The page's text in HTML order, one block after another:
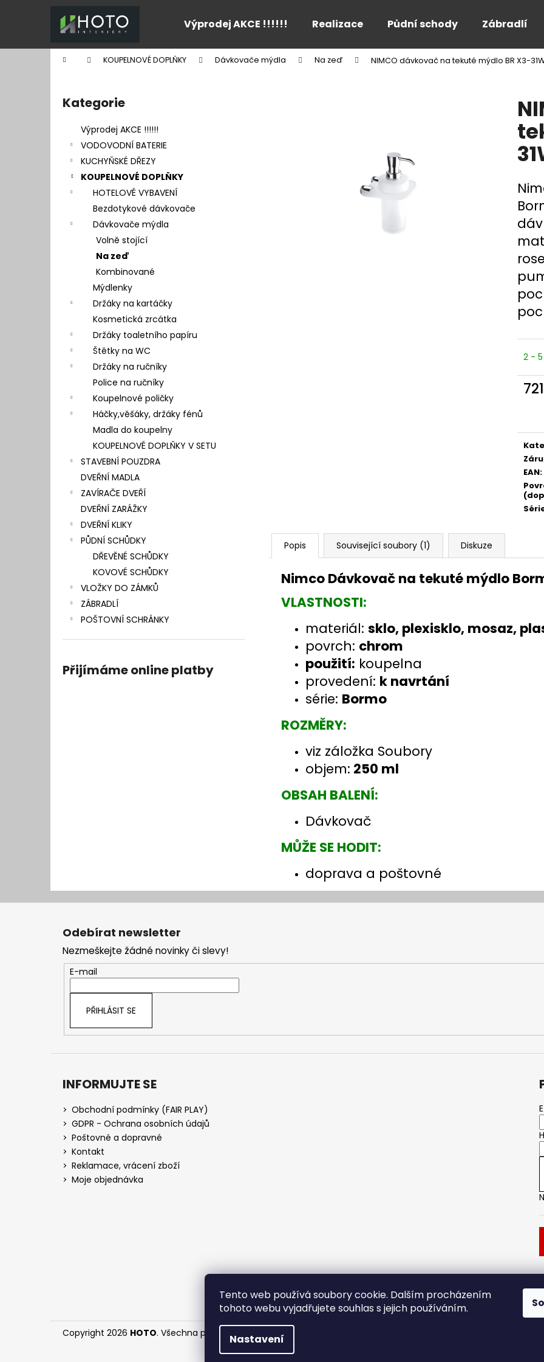
Tento web používá soubory cookie. Dalším procházením
tohoto webu vyjadřujete souhlas s jejich používáním.
Nastavení
Výprodej AKCE !!!!!! Realizace Půdní schody Zábradlí
Domů KOUPELNOVÉ DOPLŇKY Dávkovače mýdla Na zeď NIMCO dávkovač na tekuté mýdlo BR X3-
Přeskočit
kategorie
Kategorie
Výprodej AKCE !!!!!!
VODOVODNÍ BATERIE
KUCHYŇSKÉ DŘEZY
KOUPELNOVÉ DOPLŇKY
HOTELOVÉ VYBAVENÍ
Bezdotykové dávkovače
Dávkovače mýdla
Volně stojící
Na zeď
Kombinované
Mýdlenky
Držáky na kartáčky
Kosmetická zrcátka
Držáky toaletního papíru
Štětky na WC
Držáky na ručníky
Police na ručníky
Koupelnové poličky
Háčky,věšáky, držáky fénů
Madla do koupelny
KOUPELNOVÉ DOPLŇKY V SETU
STAVEBNÍ POUZDRA
DVEŘNÍ MADLA
ZAVÍRAČE DVEŘÍ
DVEŘNÍ ZARÁŽKY
DVEŘNÍ KLIKY
PŮDNÍ SCHŮDKY
DŘEVĚNÉ SCHŮDKY
KOVOVÉ SCHŮDKY
VLOŽKY DO ZÁMKŮ
ZÁBRADLÍ
POŠTOVNÍ SCHRÁNKY
Přijímáme online platby
2 -
EAN:
Popis Související soubory (1) Diskuze
Nimco Dávkovač na tekuté mýdlo
VLASTNOSTI:
materiál: sklo, plexisklo, mosaz,
povrch: chrom
použití: koupelna
provedení: k navrtání
série: Bormo
ROZMĚRY:
viz záložka Soubory
objem: 250 ml
OBSAH BALENÍ:
Dávkovač
MŮŽE SE HODIT:
doprava a poštovné
í
Zpět
do
Zpět
do
Co potřebujete najít?
Doporučujeme
Z
Odebírat newsletter
Nezmeškejte žádné novinky či slevy!
E-mail
PŘIHLÁSIT SE
INFORMUJTE SE
Obchodní podmínky (FAIR PLAY)
GDPR - Ochrana osobních údajů
Poštovné a dopravné
Kontakt
Reklamace, vrácení zboží
Moje objednávka
Dveřní kování Stavební pouzdro
Copyright 2026 HOTO. Všechna práva vyhrazena.